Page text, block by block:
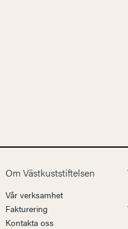
Om Västkuststiftelsen
Vår verksamhet
Fakturering
Kontakta oss